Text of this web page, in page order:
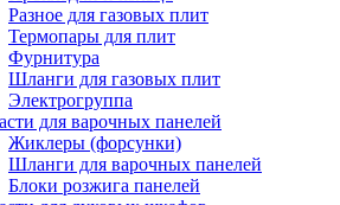
Разное для газовых плит
Термопары для плит
Фурнитура
Шланги для газовых плит
Электрогруппа
для варочных панелей
Жиклеры (форсунки)
Шланги для варочных панелей
Блоки розжига панелей